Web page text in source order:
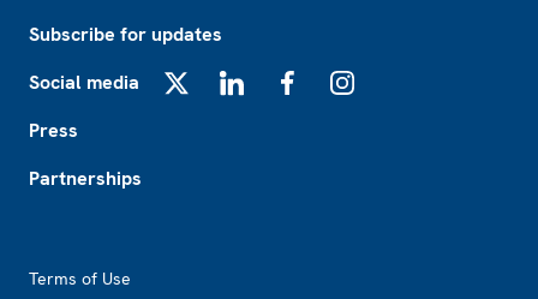
Subscribe for updates
Social media
Press
Partnerships
Terms of Use